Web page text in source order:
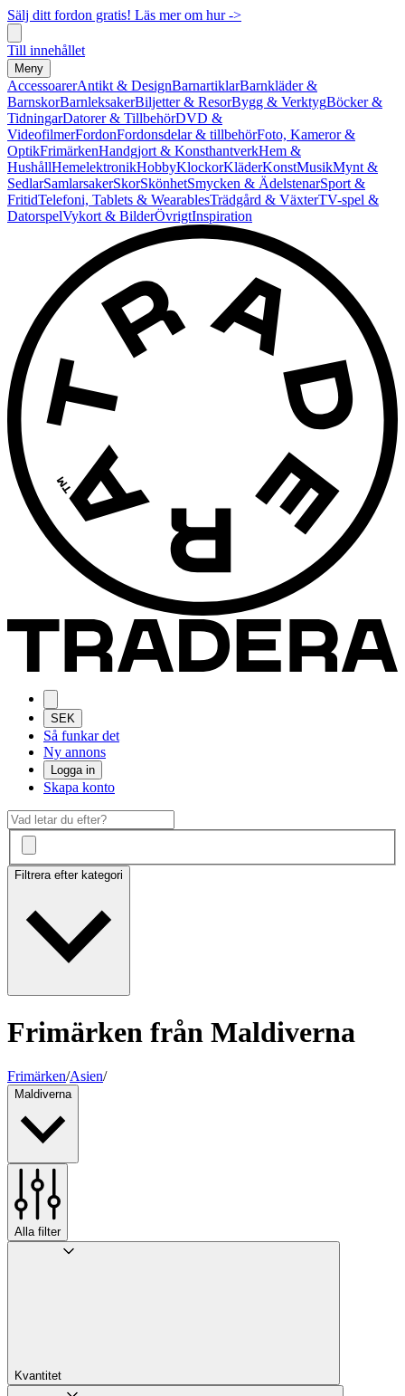
Sälj ditt fordon gratis! Läs mer om hur ->
Till innehållet
Meny
AccessoarerAntikt & DesignBarnartiklarBarnkläder &
BarnskorBarnleksakerBiljetter & ResorBygg & VerktygBöcker &
TidningarDatorer & TillbehörDVD &
VideofilmerFordonFordonsdelar & tillbehörFoto, Kameror &
OptikFrimärkenHandgjort & KonsthantverkHem &
HushållHemelektronikHobbyKlockorKläderKonstMusikMynt &
SedlarSamlarsakerSkorSkönhetSmycken & ÄdelstenarSport &
FritidTelefoni, Tablets & WearablesTrädgård & VäxterTV-spel &
DatorspelVykort & BilderÖvrigtInspiration
SEK
Så funkar det
Ny annons
Logga in
Skapa konto
Filtrera efter kategori
Frimärken från Maldiverna
Frimärken/Asien/
Maldiverna
Alla filter
Kvantitet